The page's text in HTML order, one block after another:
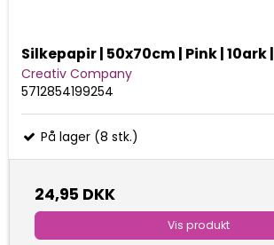
Silkepapir | 50x70cm | Pink | 10ark |
Creativ Company
5712854199254
På lager (8 stk.)
24,95 DKK
Vis produkt